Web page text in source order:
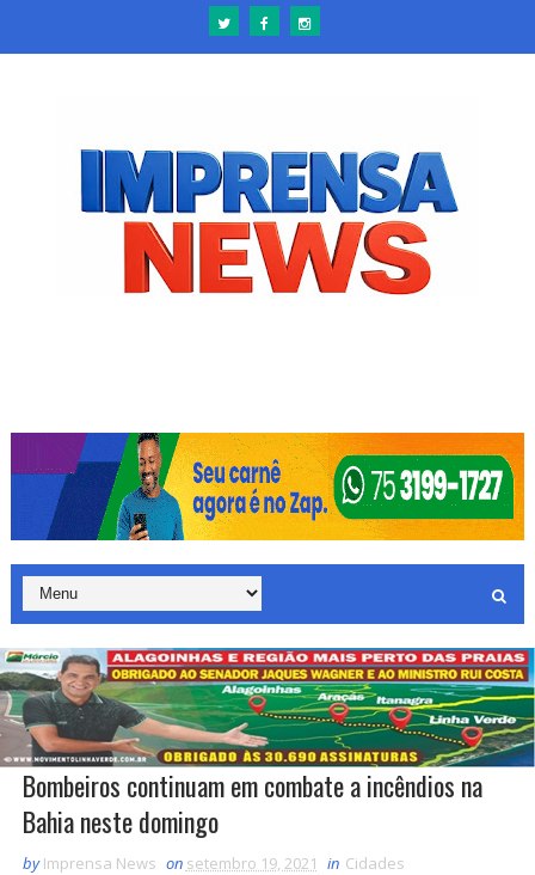
Bombeiros continuam em combate a incêndios na
Bahia neste domingo
by Imprensa News on setembro 19, 2021 in Cidades